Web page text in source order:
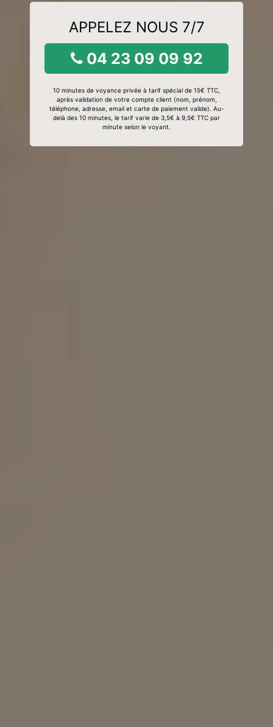
APPELEZ NOUS 7/7
04 23 09 09 92
10 minutes de voyance privée à tarif spécial de 15€ TTC,
après validation de votre compte client (nom, prénom,
téléphone, adresse, email et carte de paiement valide). Au-
delà des 10 minutes, le tarif varie de 3,5€ à 9,5€ TTC par
minute selon le voyant.